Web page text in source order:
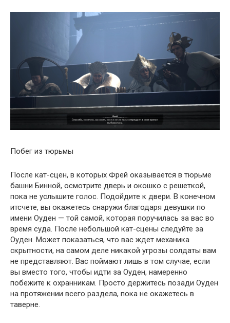
Побег из тюрьмы
После кат-сцен, в которых Фрей оказывается в тюрьме
башни Бинной, осмотрите дверь и окошко с решеткой,
пока не услышите голос. Подойдите к двери. В конечном
итсчете, вы окажетесь снаружи благодаря девушки по
имени Оуден — той самой, которая поручилась за вас во
время суда. После небольшой кат-сцены следуйте за
Оуден. Может показаться, что вас ждет механика
скрытности, на самом деле никакой угрозы солдаты вам
не представляют. Вас поймают лишь в том случае, если
вы вместо того, чтобы идти за Оуден, намеренно
побежите к охранникам. Просто держитесь позади Оуден
на протяжении всего раздела, пока не окажетесь в
таверне.